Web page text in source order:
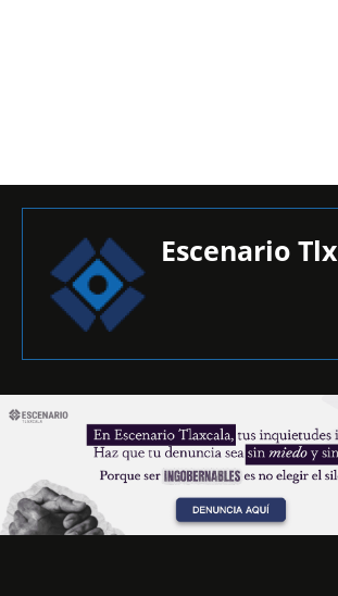
Escenario Tlx